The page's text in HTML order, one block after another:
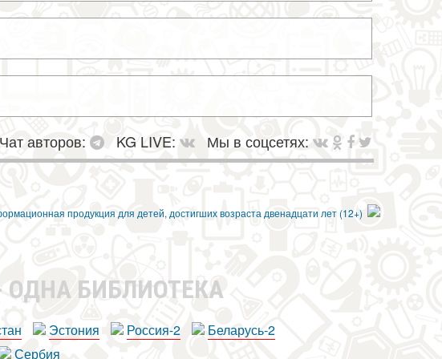
Чат авторов: KG LIVE:
Мы в соцсетях:
БИБЛИОТЕКА
Эстония Россия-2
Беларусь-2
Сербия